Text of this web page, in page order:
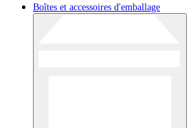
Boîtes et accessoires d'emballage